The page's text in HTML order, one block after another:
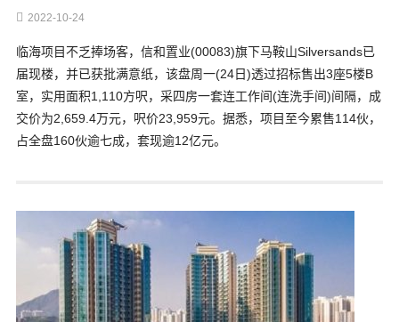
2022-10-24
临海项目不乏捧场客，信和置业(00083)旗下马鞍山Silversands已
届现楼，并已获批满意纸，该盘周一(24日)透过招标售出3座5楼B
室，实用面积1,110方呎，采四房一套连工作间(连洗手间)间隔，成
交价为2,659.4万元，呎价23,959元。据悉，项目至今累售114伙，
占全盘160伙逾七成，套现逾12亿元。